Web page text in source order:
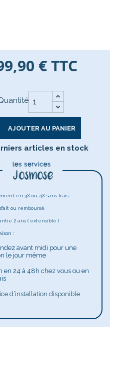
€TTC
AJOUTER AU PANIER
articles en stock
en 3X ou 4X sans frais
ou remboursé.
2 ans ( extensible )
:
avant midi pour une
le jour même
en 24 à 48h chez vous ou en
d’installation disponible